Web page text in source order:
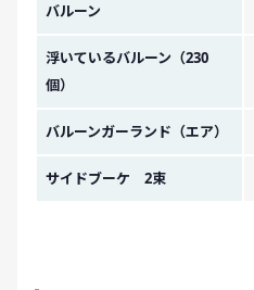
バルーン
浮いているバルーン（230
個）
バルーンガーランド（エア）
サイドブーケ 2束